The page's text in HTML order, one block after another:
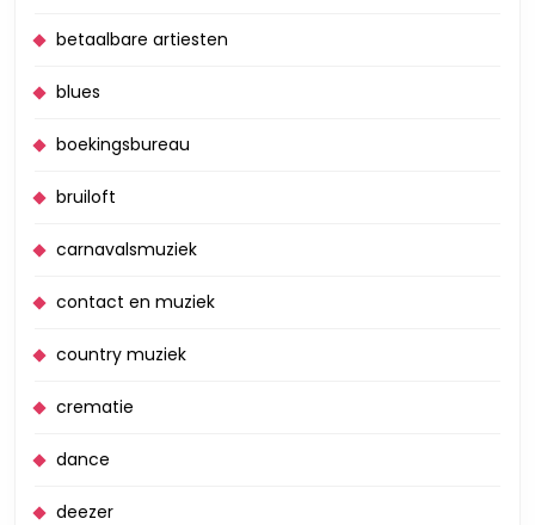
betaalbare artiesten
blues
boekingsbureau
bruiloft
carnavalsmuziek
contact en muziek
country muziek
crematie
dance
deezer